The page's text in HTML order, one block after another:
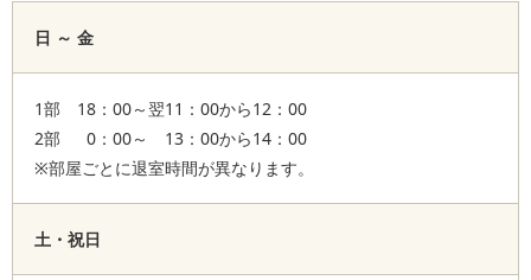
日 ～ 金
1部 18：00～翌11：00から12：00
2部 0：00～ 13：00から14：00
※部屋ごとに退室時間が異なります。
土・祝日